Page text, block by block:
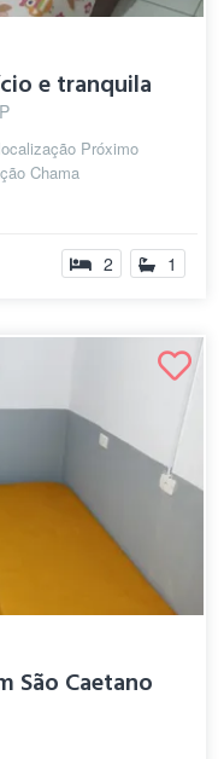
e tranquila
Próximo
Chama
2 1
São Caetano